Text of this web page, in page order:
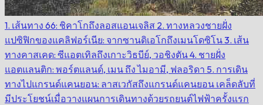
1. เส้นทาง 66: ชิคาโกถึงลอสแอนเจลิส 2. ทางหลวงชายฝั่ง
แปซิฟิกของแคลิฟอร์เนีย: จากซานดิเอโกถึงเมนโดซิโน3. เส้น
ทางคาสเคด: ซีแอตเทิลถึงเกาะวิธบีย์, วอชิงตัน4. ชายฝั่ง
แอตแลนติก: พอร์ตแลนด์, เมน ถึง ไมอามี, ฟลอริดา 5. การเดิน
ทางไปแกรนด์แคนยอน: ลาสเวกัสถึงแกรนด์แคนยอน เคล็ดลับที่
มีประโยชน์เมื่อวางแผนการเดินทางด้วยรถยนต์ไฟฟ้าครั้งแรก